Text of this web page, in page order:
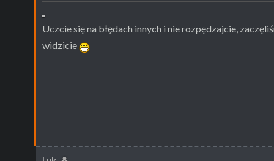
Uczcie się na błędach innych i nie rozpędzajcie,
widzicie